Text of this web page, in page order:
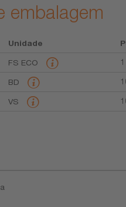
embalagem
Unidade
FS ECO 1
BD
VS